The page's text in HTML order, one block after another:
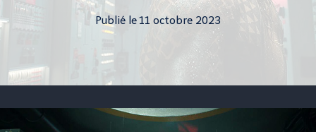
Publié le11 octobre 2023